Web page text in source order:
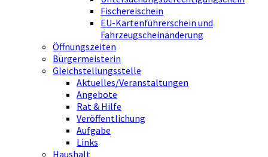
Fischereischein
EU-Kartenführerschein und
Fahrzeugscheinänderung
Öffnungszeiten
Bürgermeisterin
Gleichstellungsstelle
Aktuelles/Veranstaltungen
Angebote
Rat & Hilfe
Veröffentlichung
Aufgabe
Links
Haushalt